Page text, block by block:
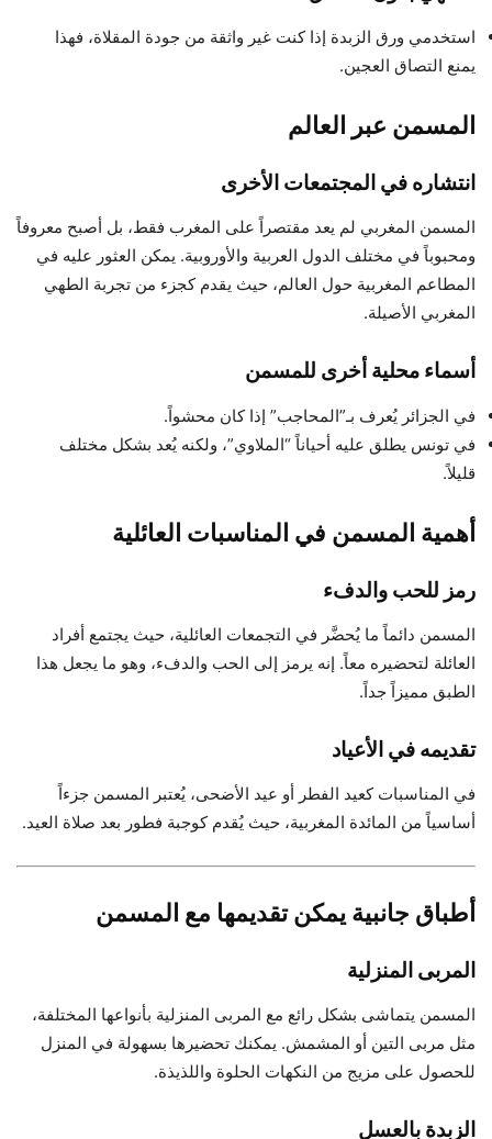
استخدمي ورق الزبدة إذا كنت غير واثقة من جودة المقلاة، فهذا
يمنع التصاق العجين.
المسمن عبر العالم
انتشاره في المجتمعات الأخرى
المسمن المغربي لم يعد مقتصراً على المغرب فقط، بل أصبح معروفاً
ومحبوباً في مختلف الدول العربية والأوروبية. يمكن العثور عليه في
المطاعم المغربية حول العالم، حيث يقدم كجزء من تجربة الطهي
المغربي الأصيلة.
أسماء محلية أخرى للمسمن
في الجزائر يُعرف بـ”المحاجب” إذا كان محشواً.
في تونس يطلق عليه أحياناً “الملاوي”، ولكنه يُعد بشكل مختلف
قليلاً.
أهمية المسمن في المناسبات العائلية
رمز للحب والدفء
المسمن دائماً ما يُحضَّر في التجمعات العائلية، حيث يجتمع أفراد
العائلة لتحضيره معاً. إنه يرمز إلى الحب والدفء، وهو ما يجعل هذا
الطبق مميزاً جداً.
تقديمه في الأعياد
في المناسبات كعيد الفطر أو عيد الأضحى، يُعتبر المسمن جزءاً
أساسياً من المائدة المغربية، حيث يُقدم كوجبة فطور بعد صلاة العيد.
أطباق جانبية يمكن تقديمها مع المسمن
المربى المنزلية
المسمن يتماشى بشكل رائع مع المربى المنزلية بأنواعها المختلفة،
مثل مربى التين أو المشمش. يمكنك تحضيرها بسهولة في المنزل
للحصول على مزيج من النكهات الحلوة واللذيذة.
الزبدة بالعسل